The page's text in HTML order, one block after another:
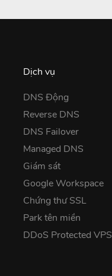
Dịch vụ
DNS Động
Reverse DNS
DNS Failover
Managed DNS
Giám sát
Google Workspace
Chứng thư SSL
Park tên miền
DDoS Protected VPS